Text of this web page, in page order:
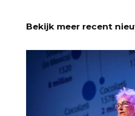
Bekijk meer recent